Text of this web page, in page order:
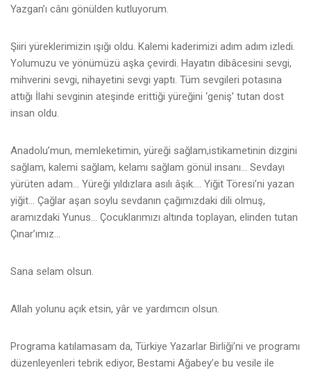
Yazgan’ı cânı gönülden kutluyorum.
Şiiri yüreklerimizin ışığı oldu. Kalemi kaderimizi adım adım izledi.
Yolumuzu ve yönümüzü aşka çevirdi. Hayatın dibâcesini sevgi,
mihverini sevgi, nihayetini sevgi yaptı. Tüm sevgileri potasına
attığı İlahi sevginin ateşinde erittiği yüreğini ‘geniş’ tutan dost
insan oldu.
Anadolu’mun, memleketimin, yüreği sağlam,istikametinin dizgini
sağlam, kalemi sağlam, kelamı sağlam gönül insanı… Sevdayı
yürüten adam… Yüreği yıldızlara asılı âşık…. Yiğit Töresi’ni yazan
yiğit… Çağlar aşan soylu sevdanın çağımızdaki dili olmuş,
aramızdaki Yunus… Çocuklarımızı altında toplayan, elinden tutan
Çınar’ımız…
Sana selam olsun.
Allah yolunu açık etsin, yâr ve yardımcın olsun.
Programa katılamasam da, Türkiye Yazarlar Birliği’ni ve programı
düzenleyenleri tebrik ediyor, Bestami Ağabey’e bu vesile ile